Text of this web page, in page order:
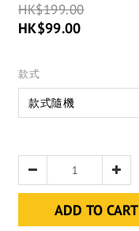
HK$199.00
HK$99.00
款式
ADD TO CART